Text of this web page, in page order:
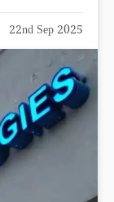
22nd Sep 2025